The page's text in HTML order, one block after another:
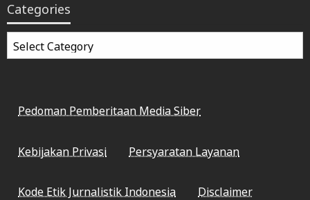
Categories
Categories
Pedoman Pemberitaan Media Siber
Kebijakan Privasi Persyaratan Layanan
Kode Etik Jurnalistik Indonesia Disclaimer